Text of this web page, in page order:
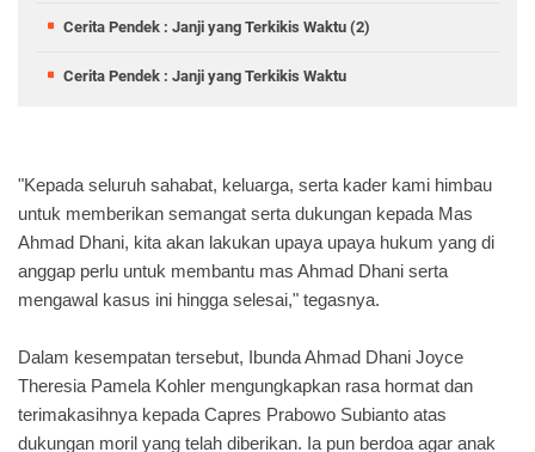
Cerita Pendek : Janji yang Terkikis Waktu (2)
Cerita Pendek : Janji yang Terkikis Waktu
"Kepada seluruh sahabat, keluarga, serta kader kami himbau
untuk memberikan semangat serta dukungan kepada Mas
Ahmad Dhani, kita akan lakukan upaya upaya hukum yang di
anggap perlu untuk membantu mas Ahmad Dhani serta
mengawal kasus ini hingga selesai," tegasnya.
Dalam kesempatan tersebut, Ibunda Ahmad Dhani Joyce
Theresia Pamela Kohler mengungkapkan rasa hormat dan
terimakasihnya kepada Capres Prabowo Subianto atas
dukungan moril yang telah diberikan. Ia pun berdoa agar anak